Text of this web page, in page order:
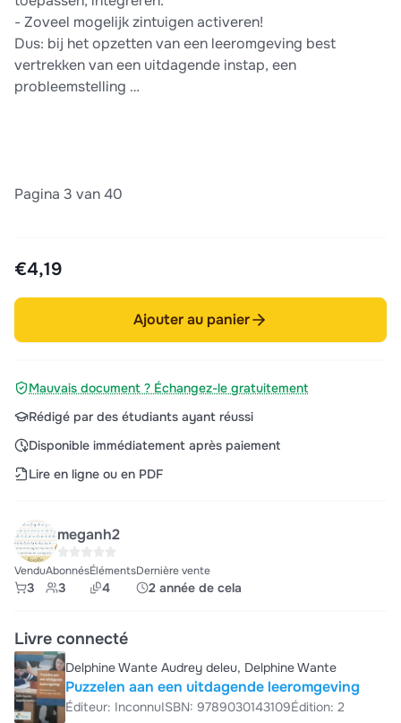
- Zoveel mogelijk zintuigen activeren!
Dus: bij het opzetten van een leeromgeving best
vertrekken van een uitdagende instap, een
probleemstelling …
Pagina 3 van 40
€4,19
Ajouter au panier
Mauvais document ? Échangez-le gratuitement
Rédigé par des étudiants ayant réussi
Disponible immédiatement après paiement
Lire en ligne ou en PDF
meganh2
Vendu
3
Abonnés
3
Éléments
4
Dernière vente
2 année de cela
Livre connecté
Delphine Wante Audrey deleu, Delphine Wante
Puzzelen aan een uitdagende leeromgeving
Éditeur: InconnuISBN: 9789030143109Édition: 2